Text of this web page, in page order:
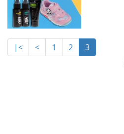
|< < 1 2
3